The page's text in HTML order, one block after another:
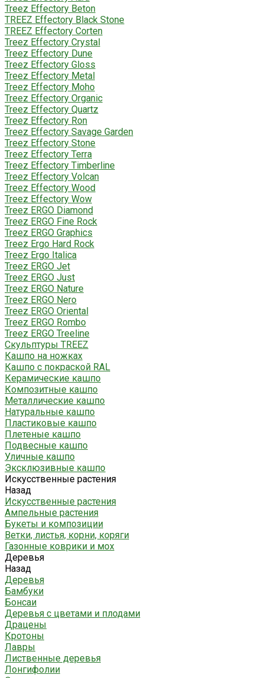
Treez Effectory Beton
TREEZ Effectory Black Stone
TREEZ Effectory Corten
Treez Effectory Crystal
Treez Effectory Dune
Treez Effectory Gloss
Treez Effectory Metal
Treez Effectory Moho
Treez Effectory Organic
Treez Effectory Quartz
Treez Effectory Ron
Treez Effectory Savage Garden
Treez Effectory Stone
Treez Effectory Terra
Treez Effectory Timberline
Treez Effectory Volcan
Treez Effectory Wood
Treez Effectory Wow
Treez ERGO Diamond
Treez ERGO Fine Rock
Treez ERGO Graphics
Treez Ergo Hard Rock
Treez Ergo Italica
Treez ERGO Jet
Treez ERGO Just
Treez ERGO Nature
Treez ERGO Nero
Treez ERGO Oriental
Treez ERGO Rombo
Treez ERGO Treeline
Скульптуры TREEZ
Кашпо на ножках
Кашпо с покраской RAL
Керамические кашпо
Композитные кашпо
Металлические кашпо
Натуральные кашпо
Пластиковые кашпо
Плетеные кашпо
Подвесные кашпо
Уличные кашпо
Эксклюзивные кашпо
Искусственные растения
Назад
Искусственные растения
Ампельные растения
Букеты и композиции
Ветки, листья, корни, коряги
Газонные коврики и мох
Деревья
Назад
Деревья
Бамбуки
Бонсаи
Деревья с цветами и плодами
Драцены
Кротоны
Лавры
Лиственные деревья
Лонгифолии